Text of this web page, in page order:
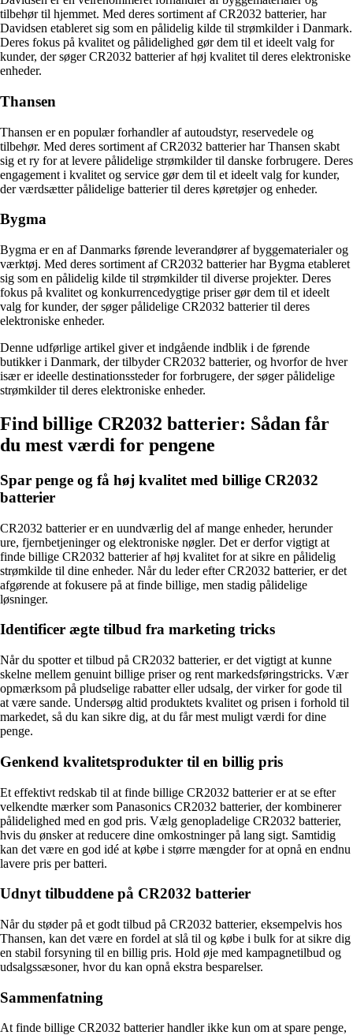
tilbehør til hjemmet. Med deres sortiment af CR2032 batterier, har
Davidsen etableret sig som en pålidelig kilde til strømkilder i Danmark.
Deres fokus på kvalitet og pålidelighed gør dem til et ideelt valg for
kunder, der søger CR2032 batterier af høj kvalitet til deres elektroniske
enheder.
Thansen
Thansen er en populær forhandler af autoudstyr, reservedele og
tilbehør. Med deres sortiment af CR2032 batterier har Thansen skabt
sig et ry for at levere pålidelige strømkilder til danske forbrugere. Deres
engagement i kvalitet og service gør dem til et ideelt valg for kunder,
der værdsætter pålidelige batterier til deres køretøjer og enheder.
Bygma
Bygma er en af Danmarks førende leverandører af byggematerialer og
værktøj. Med deres sortiment af CR2032 batterier har Bygma etableret
sig som en pålidelig kilde til strømkilder til diverse projekter. Deres
fokus på kvalitet og konkurrencedygtige priser gør dem til et ideelt
valg for kunder, der søger pålidelige CR2032 batterier til deres
elektroniske enheder.
Denne udførlige artikel giver et indgående indblik i de førende
butikker i Danmark, der tilbyder CR2032 batterier, og hvorfor de hver
især er ideelle destinationssteder for forbrugere, der søger pålidelige
strømkilder til deres elektroniske enheder.
Find billige CR2032 batterier: Sådan får
du mest værdi for pengene
Spar penge og få høj kvalitet med billige CR2032
batterier
CR2032 batterier er en uundværlig del af mange enheder, herunder
ure, fjernbetjeninger og elektroniske nøgler. Det er derfor vigtigt at
finde billige CR2032 batterier af høj kvalitet for at sikre en pålidelig
strømkilde til dine enheder. Når du leder efter CR2032 batterier, er det
afgørende at fokusere på at finde billige, men stadig pålidelige
løsninger.
Identificer ægte tilbud fra marketing tricks
Når du spotter et tilbud på CR2032 batterier, er det vigtigt at kunne
skelne mellem genuint billige priser og rent markedsføringstricks. Vær
opmærksom på pludselige rabatter eller udsalg, der virker for gode til
at være sande. Undersøg altid produktets kvalitet og prisen i forhold til
markedet, så du kan sikre dig, at du får mest muligt værdi for dine
penge.
Genkend kvalitetsprodukter til en billig pris
Et effektivt redskab til at finde billige CR2032 batterier er at se efter
velkendte mærker som Panasonics CR2032 batterier, der kombinerer
pålidelighed med en god pris. Vælg genopladelige CR2032 batterier,
hvis du ønsker at reducere dine omkostninger på lang sigt. Samtidig
kan det være en god idé at købe i større mængder for at opnå en endnu
lavere pris per batteri.
Udnyt tilbuddene på CR2032 batterier
Når du støder på et godt tilbud på CR2032 batterier, eksempelvis hos
Thansen, kan det være en fordel at slå til og købe i bulk for at sikre dig
en stabil forsyning til en billig pris. Hold øje med kampagnetilbud og
udsalgssæsoner, hvor du kan opnå ekstra besparelser.
Sammenfatning
At finde billige CR2032 batterier handler ikke kun om at spare penge,